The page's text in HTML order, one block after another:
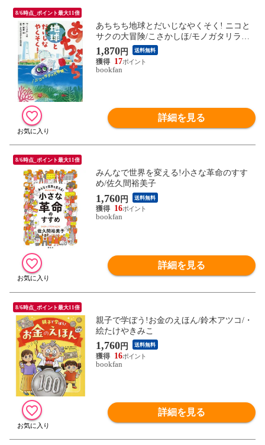
8/6時点_ポイント最大11倍
あちちち地球とだいじなやくそく! ニコと
サクの大冒険/こさかしほ/モノガタリラボ/
坂井治
1,870円 送料無料
17
bookfan
詳細を見る
8/6時点_ポイント最大11倍
みんなで世界を変える!小さな革命のすす
め/佐久間裕美子
1,760円 送料無料
16
bookfan
詳細を見る
8/6時点_ポイント最大11倍
親子で学ぼう!お金のえほん/鈴木アツコ/・
絵たけやきみこ
1,760円 送料無料
16
bookfan
詳細を見る